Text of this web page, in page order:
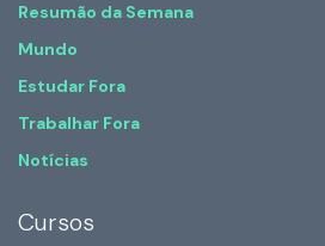
Resumão da Semana
Mundo
Estudar Fora
Trabalhar Fora
Notícias
Cursos